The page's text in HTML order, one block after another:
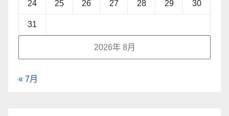
2026年 8月
24 25 26 27 28 29 30
31
« 7月